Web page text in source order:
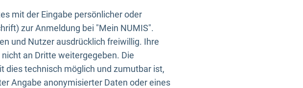
mit der Eingabe persönlicher oder
zur Anmeldung bei "Mein NUMIS".
und Nutzer ausdrücklich freiwillig. Ihre
an Dritte weitergegeben. Die
dies technisch möglich und zumutbar ist,
Angabe anonymisierter Daten oder eines